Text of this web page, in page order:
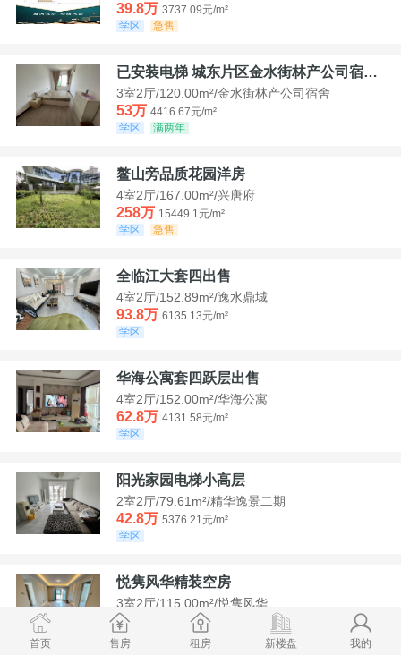
39.8万 3737.09元/m²
学区
急售
已安装电梯 城东片区金水街林产公司宿舍套三可看江景
3室2厅/120.00m²/金水街林产公司宿舍
53万 4416.67元/m²
学区
满两年
鳌山旁品质花园洋房
4室2厅/167.00m²/兴唐府
258万 15449.1元/m²
学区
急售
全临江大套四出售
4室2厅/152.89m²/逸水鼎城
93.8万 6135.13元/m²
学区
华海公寓套四跃层出售
4室2厅/152.00m²/华海公寓
62.8万 4131.58元/m²
学区
阳光家园电梯小高层
2室2厅/79.61m²/精华逸景二期
42.8万 5376.21元/m²
学区
悦隽风华精装空房
3室2厅/115.00m²/悦隽风华
95万
8260.87元/m²
学区
首页 售房 租房 新楼盘 我的